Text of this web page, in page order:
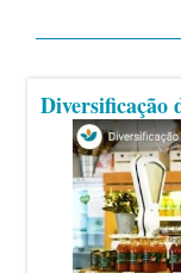
Diversificação